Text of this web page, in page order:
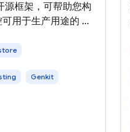
源框架，可帮助您构
用于生产用途的 AI
以熟悉的模式和范
团队构建，充分利
验。 在本部分中，
Genkit